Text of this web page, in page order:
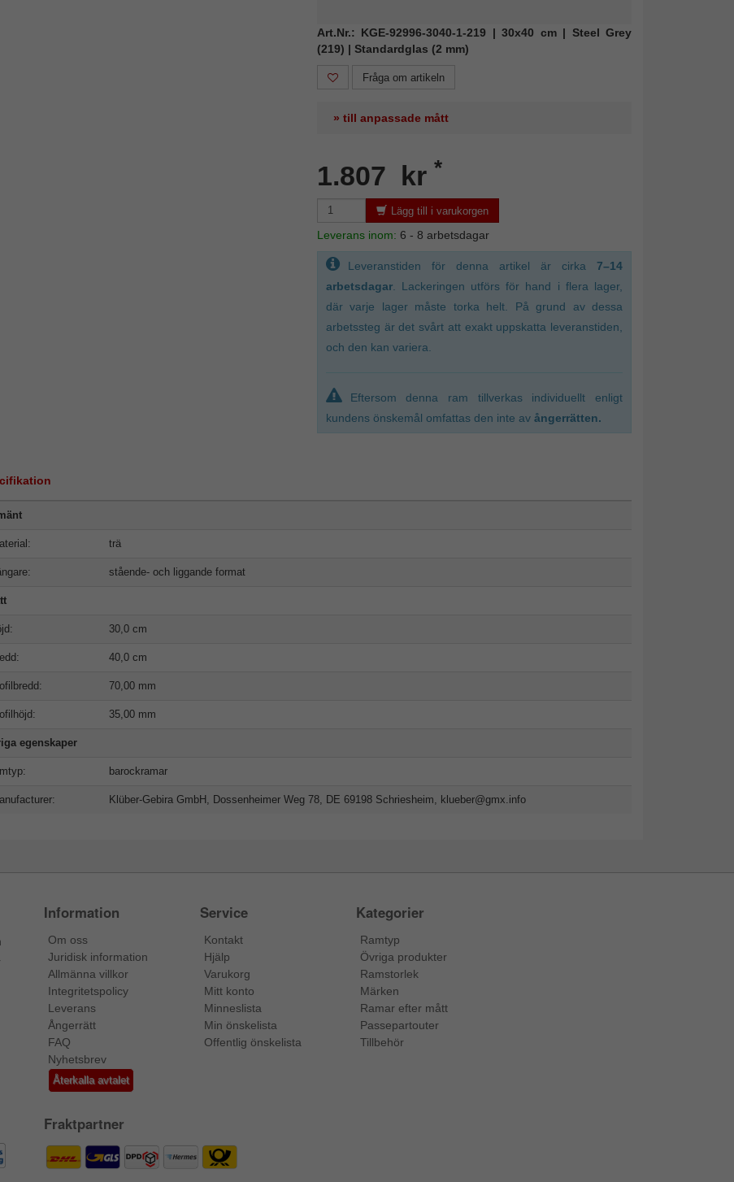
Art.Nr.: KGE-92996-3040-1-219 | 30x40 cm | Steel Grey
(219) | Standardglas (2 mm)
Fråga om artikeln
» till anpassade mått
1.807 kr *
Lägg till i varukorgen
Leverans inom: 6 - 8 arbetsdagar
Leveranstiden för denna artikel är cirka 7–14
arbetsdagar. Lackeringen utförs för hand i flera lager,
där varje lager måste torka helt. På grund av dessa
arbetssteg är det svårt att exakt uppskatta leveranstiden,
och den kan variera.
Eftersom denna ram tillverkas individuellt enligt
kundens önskemål omfattas den inte av ångerrätten.
trä
stående- och liggande format
30,0 cm
40,0 cm
70,00 mm
35,00 mm
egenskaper
barockramar
Klüber-Gebira GmbH, Dossenheimer Weg 78, DE 69198 Schriesheim, klueber@gmx.info
Information
Om oss
Juridisk information
Allmänna villkor
Integritetspolicy
Leverans
Ångerrätt
FAQ
Nyhetsbrev
Återkalla avtalet
Service
Kontakt
Hjälp
Varukorg
Mitt konto
Minneslista
Min önskelista
Offentlig önskelista
Kategorier
Ramtyp
Övriga produkter
Ramstorlek
Märken
Ramar efter mått
Passepartouter
Tillbehör
Fraktpartner